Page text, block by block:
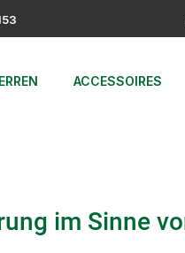
ACCESSOIRES
im Sinne